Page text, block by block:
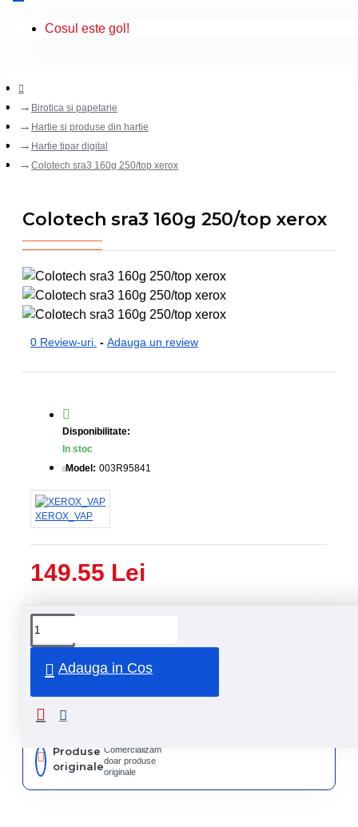
Cosul este gol!
Birotica si papetarie
Hartie si produse din hartie
Hartie tipar digital
Colotech sra3 160g 250/top xerox
Colotech sra3 160g 250/top xerox
0 Review-uri. - Adauga un review
149.55 Lei
Disponibilitate:
In stoc
Model: 003R95841
XEROX_VAP
Adauga in Cos
curier
Produse
originale
Comercializam
doar produse
originale